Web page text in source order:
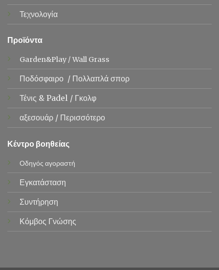
Τεχνολογία
Προϊόντα
Garden&Play/Wall Grass
Ποδόσφαιρο / Πολλαπλά σπορ
Τένις & Padel / Γκολφ
αξεσουάρ / Περισσότερο
Κέντρο βοηθείας
Οδηγός αγοραστή
Εγκατάσταση
Συντήρηση
Κόμβος Γνώσης